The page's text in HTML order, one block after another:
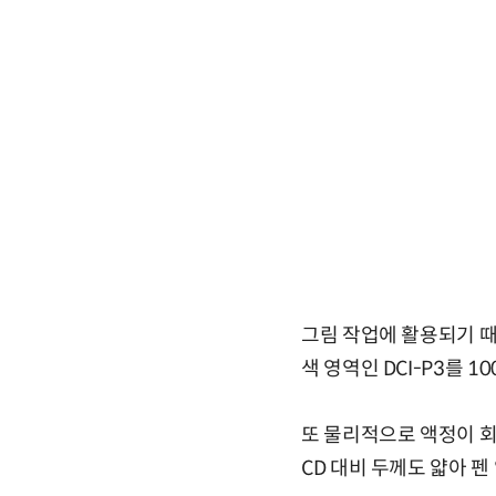
그림 작업에 활용되기
색 영역인 DCI-P3를
또 물리적으로 액정이
CD 대비 두께도 얇아